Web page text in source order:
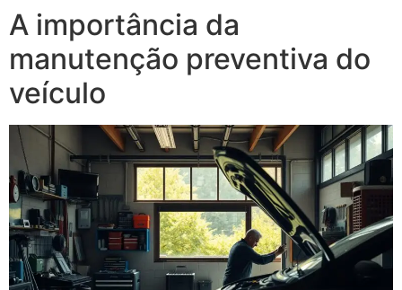
A importância da
manutenção preventiva do
veículo